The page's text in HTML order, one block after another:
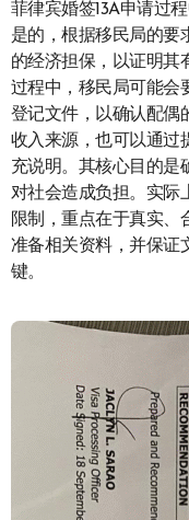
菲律宾婚签13A申请
是的，根据移民局的要
的经济担保，以证明其
过程中，移民局可能会
登记文件，以确认配偶
收入来源，也可以通过
充说明。其核心目的是
对社会造成负担。实际
限制，重点在于真实、
准备相关资料，并保证
键。